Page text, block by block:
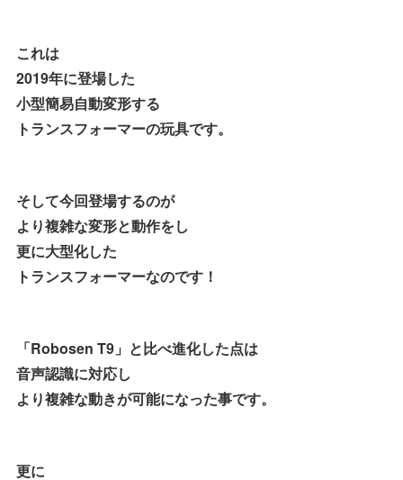
これは
2019年に登場した
小型簡易自動変形する
トランスフォーマーの玩具です。
そして今回登場するのが
より複雑な変形と動作をし
更に大型化した
トランスフォーマーなのです！
「Robosen T9」と比べ進化した点は
音声認識に対応し
より複雑な動きが可能になった事です。
更に